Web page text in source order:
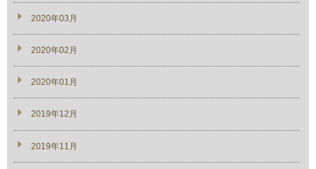
2020年03月
2020年02月
2020年01月
2019年12月
2019年11月